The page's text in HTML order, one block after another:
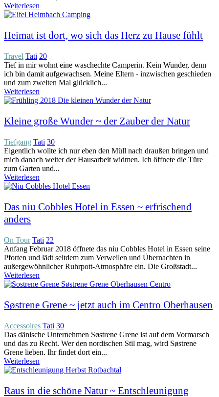
Weiterlesen
Heimat ist dort, wo sich das Herz zu Hause fühlt
Travel Tati 20
Tief in mir wohnt eine waschechte Camperin. Kein Wunder, denn
ich bin damit aufgewachsen. Meine Eltern - inzwischen geschieden
und zum zweiten Mal glücklich...
Weiterlesen
Kleine große Wunder ~ der Zauber der Natur
Tiefgang Tati 30
Eigentlich wollte ich nur eben den Müll nach draußen bringen und
mich danach weiter der Hausarbeit widmen. Ich öffnete die Türe
zum Garten und...
Weiterlesen
Das niu Cobbles Hotel in Essen ~ erfrischend
anders
On Tour Tati 22
Anfang Februar 2018 öffnete das niu Cobbles Hotel in Essen seine
Pforten und lädt seitdem zum Verweilen und Übernachten in
außergewöhnlicher Ruhrpott-Atmosphäre ein. Die Großstadt...
Weiterlesen
Søstrene Grene ~ jetzt auch im Centro Oberhausen
Accessoires Tati 30
Das dänische Unternehmen Søstrene Grene ist auf dem Vormarsch
und das zu Recht. Wer den nordischen Stil mag, wird Søstrene
Grene lieben. Ihr findet dort ein...
Weiterlesen
Raus in die schöne Natur ~ Entschleunigung